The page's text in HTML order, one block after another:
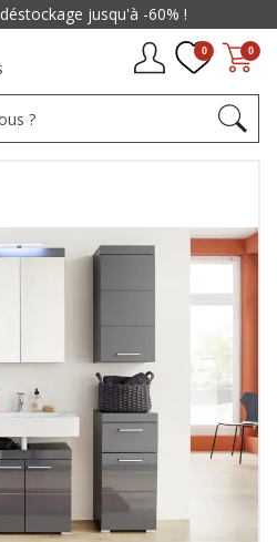
0
0
déstockage jusqu'à -60% !